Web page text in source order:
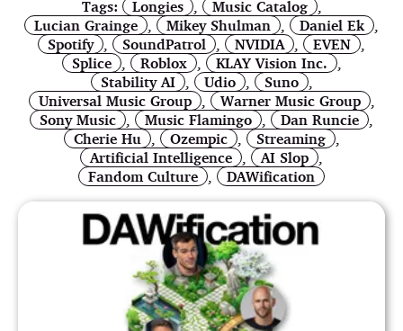
Tags: Longies , Music Catalog ,
Lucian Grainge
Mikey Shulman Daniel Ek
Spotify
SoundPatrol NVIDIA EVEN
Splice , Roblox , KLAY Vision Inc. ,
Stability AI , Udio , Suno ,
Universal Music Group , Warner Music Group ,
Sony Music
Music Flamingo Dan Runcie
Cherie Hu , Ozempic , Streaming ,
Artificial Intelligence
AI Slop
Fandom Culture
DAWification